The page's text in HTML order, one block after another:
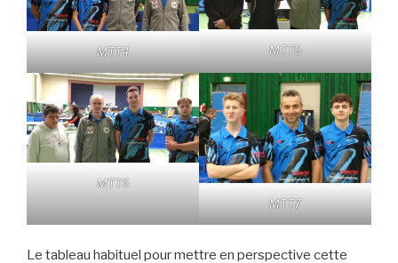
MTT4 MTT5
MTT6
MTT7
Le tableau habituel pour mettre en perspective cette